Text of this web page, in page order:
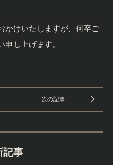
かけいたしますが、何卒ご
申し上げます。
記事